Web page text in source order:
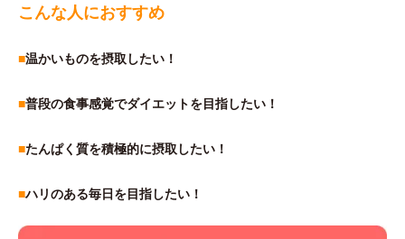
こんな人におすすめ
■温かいものを摂取したい！
■普段の食事感覚でダイエットを目指したい！
■たんぱく質を積極的に摂取したい！
■ハリのある毎日を目指したい！